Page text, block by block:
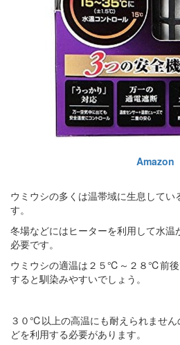
Amazon
ウミウシの多くは温帯域に生息して
す。
冬場などにはヒーターを利用して水
必要です。
ウミウシの適温は２５℃～２８℃前後
すると馴染みやすいでしょう。
３０℃以上の高温にも耐えられませ
どを利用する必要があります。